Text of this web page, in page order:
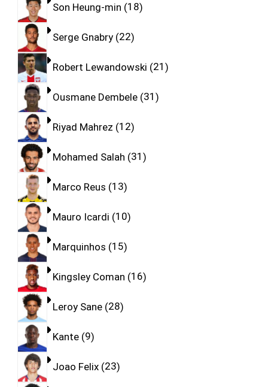
Son Heung-min 18
Serge Gnabry 22
Robert Lewandowski 21
Ousmane Dembele 31
Riyad Mahrez 12
Mohamed Salah 31
Marco Reus 13
Mauro Icardi 10
Marquinhos 15
Kingsley Coman 16
Leroy Sane 28
Kante 9
Joao Felix 23